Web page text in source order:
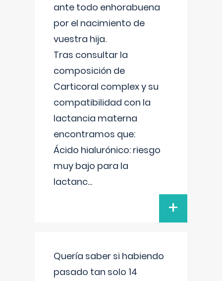
ante todo enhorabuena
por el nacimiento de
vuestra hija.
Tras consultar la
composición de
Carticoral complex y su
compatibilidad con la
lactancia materna
encontramos que:
Ácido hialurónico: riesgo
muy bajo para la
lactanc...
+
Quería saber si habiendo
pasado tan solo 14